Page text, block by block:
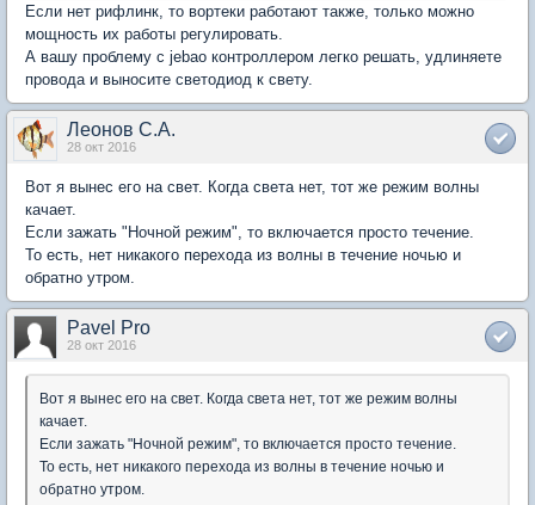
Если нет рифлинк, то вортеки работают также, только можно
мощность их работы регулировать.
А вашу проблему с jebao контроллером легко решать, удлиняете
провода и выносите светодиод к свету.
Леонов С.А.
28 окт 2016
Вот я вынес его на свет. Когда света нет, тот же режим волны
качает.
Если зажать "Ночной режим", то включается просто течение.
То есть, нет никакого перехода из волны в течение ночью и
обратно утром.
Pavel Pro
28 окт 2016
Вот я вынес его на свет. Когда света нет, тот же режим волны
качает.
Если зажать "Ночной режим", то включается просто течение.
То есть, нет никакого перехода из волны в течение ночью и
обратно утром.